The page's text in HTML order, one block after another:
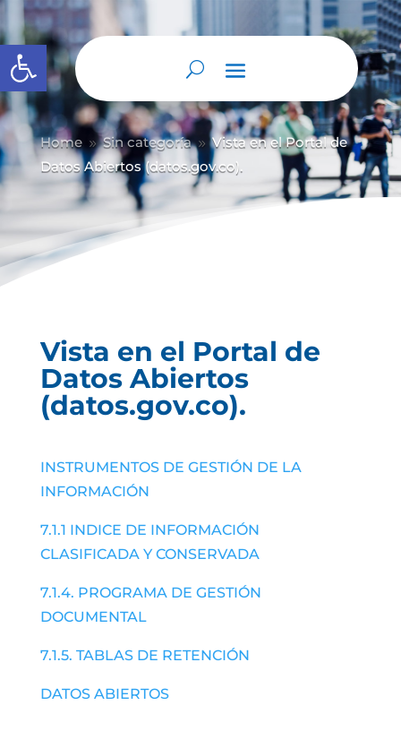
Abrir barra de herramientas
Home 9 Sin categoría 9 Vista en el Portal de
Datos Abiertos (datos.gov.co).
Vista en el Portal de
Datos Abiertos
(datos.gov.co).
INSTRUMENTOS DE GESTIÓN DE LA
INFORMACIÓN
7.1.1 INDICE DE INFORMACIÓN
CLASIFICADA Y CONSERVADA
7.1.4. PROGRAMA DE GESTIÓN
DOCUMENTAL
7.1.5. TABLAS DE RETENCIÓN
DATOS ABIERTOS